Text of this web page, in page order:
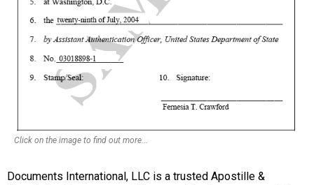
Click on the image to find out more...
Documents International, LLC is a trusted Apostille &